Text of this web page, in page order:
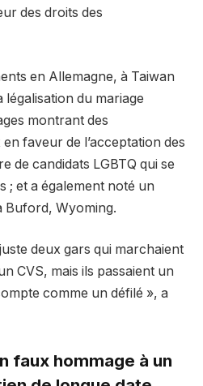
des droits des
en Allemagne, à Taiwan
du mariage
montrant des
faveur de l’acceptation des
de candidats LGBTQ qui se
; et a également noté un
Buford, Wyoming.
deux gars qui marchaient
CVS, mais ils passaient un
comme un défilé », a
faux hommage à un